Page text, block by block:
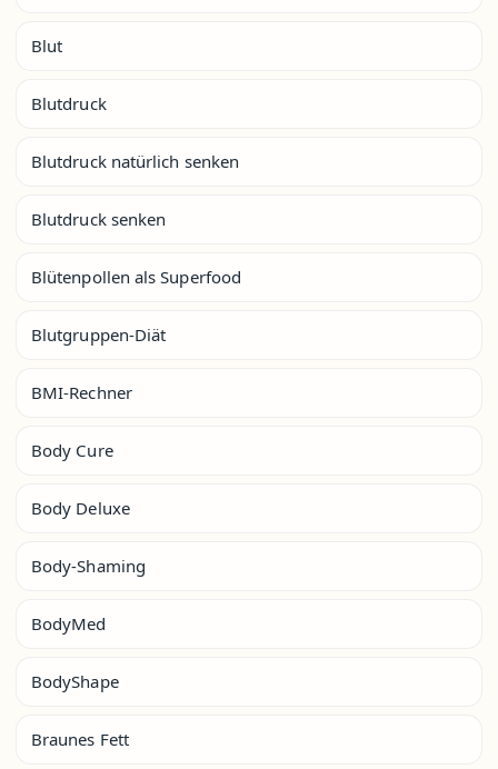
Blut
Blutdruck
Blutdruck natürlich senken
Blutdruck senken
Blütenpollen als Superfood
Blutgruppen-Diät
BMI-Rechner
Body Cure
Body Deluxe
Body-Shaming
BodyMed
BodyShape
Braunes Fett